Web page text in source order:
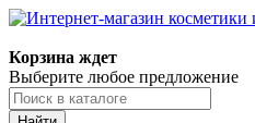
Корзина ждет
Выберите любое предложение